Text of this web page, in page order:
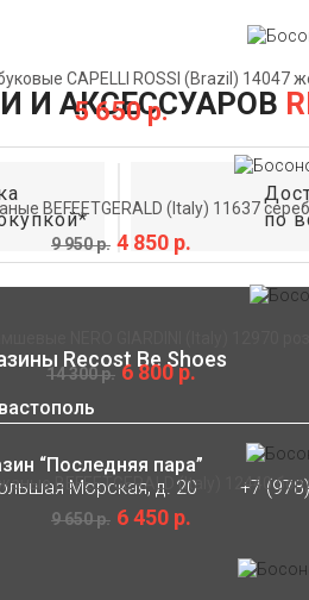
CAPELLI ROSSI (Brazil) 14047
5 650 р.
BEFEETGERALD (Italy) 11637
9 950 р. 4 850 р.
14 300 р. 6 800 р.
BEFEETGERALD (Italy) 12440
9 650 р. 6 450 р.
И АКСЕССУАРОВ
по
Recost Be Shoes
“Последняя пара”
Морская, д. 20
+7